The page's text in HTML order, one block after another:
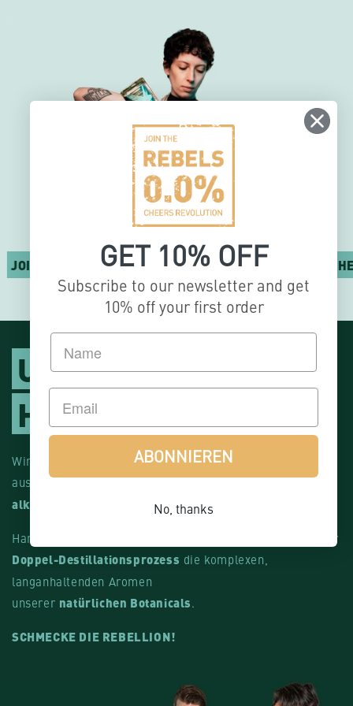
THE CHEERS REVOLUTION JOIN THE
UNSER
HANDWERK
Wir streben nach höchster Qualität und
aussergewöhnlichem Geschmack,natürlich komplett
alkoholfrei...
Handgefertigt in der Schweiz entfaltet unser einzigartiger
Doppel-Destillationsprozess die komplexen,
langanhaltenden Aromen
unserer natürlichen Botanicals.
SCHMECKE DIE REBELLION!
GET 10% OFF
Subscribe to our newsletter and get
10% off your first order
ABONNIEREN
No, thanks